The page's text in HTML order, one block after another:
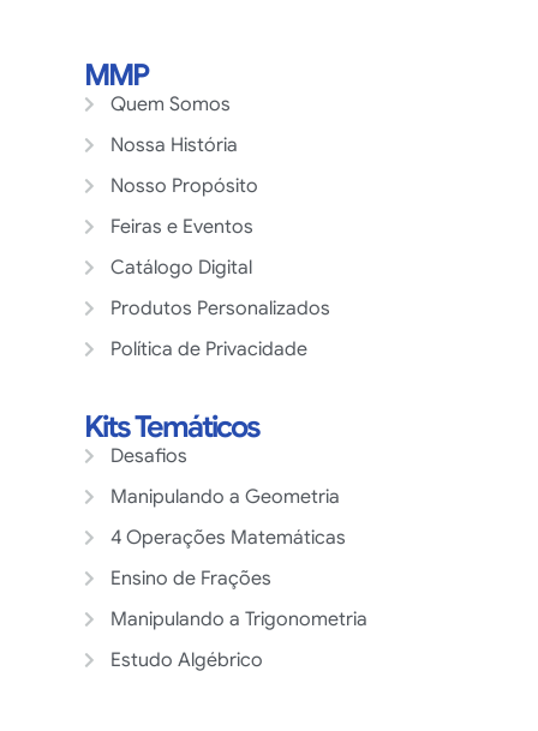
MMP
Quem Somos
Nossa História
Nosso Propósito
Feiras e Eventos
Catálogo Digital
Produtos Personalizados
Política de Privacidade
Kits Temáticos
Desafios
Manipulando a Geometria
4 Operações Matemáticas
Ensino de Frações
Manipulando a Trigonometria
Estudo Algébrico